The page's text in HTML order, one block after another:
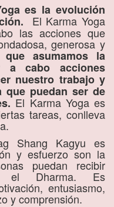
es la evolución
El Karma Yoga
las acciones que
generosa y
asumamos la
a cabo acciones
nuestro trabajo y
que puedan ser de
El Karma Yoga es
tareas, conlleva
Kagyu es
y esfuerzo son la
puedan recibir
el Dharma. Es
entusiasmo,
y comprensión.